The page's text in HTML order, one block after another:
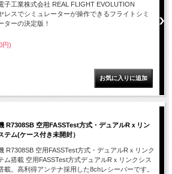
子工業株式会社 REAL FLIGHT EVOLUTION
レスでシミュレーターが操作できるフライトシミ
ターの決定版！
円)
R7308SB 空用FASSTest方式・デュアルRｘリン
テム(ケース付き未開封）
R7308SB 空用FASSTest方式・デュアルRｘリンク
ム搭載 空用FASSTest方式デュアルRｘリンクシス
載。高利得アンテナ採用した8chレシーバーです。